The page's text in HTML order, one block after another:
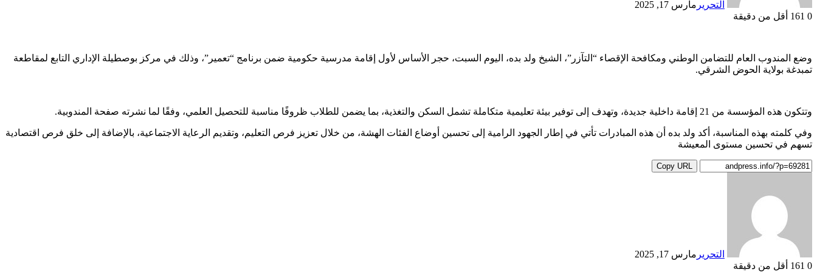
التحرير مارس 17, 2025
0
أقل من دقيقة
وضع المندوب العام للتضامن الوطني ومكافحة الإقصاء “التآزر”، الشيخ ولد بده، اليوم السبت، حجر الأساس لأول إقامة مدرسية حكومية ضمن برنامج “تعمير”، وذلك في مركز بوصطيلة الإداري التابع لمقاطعة
تمبدغة بولاية الحوض الشرقي.
وتتكون هذه المؤسسة من 21 إقامة داخلية جديدة، وتهدف إلى توفير بيئة تعليمية متكاملة تشمل السكن والتغذية، بما يضمن للطلاب ظروفًا مناسبة للتحصيل العلمي، وفقًا لما نشرته صفحة المندوبية.
وفي كلمته بهذه المناسبة، أكد ولد بده أن هذه المبادرات تأتي في إطار الجهود الرامية إلى تحسين أوضاع الفئات الهشة، من خلال تعزيز فرص التعليم، وتقديم الرعاية الاجتماعية، بالإضافة إلى خلق فرص اقتصادية
تسهم في تحسين مستوى المعيشة
Copy URL
التحرير مارس 17, 2025
0
أقل من دقيقة